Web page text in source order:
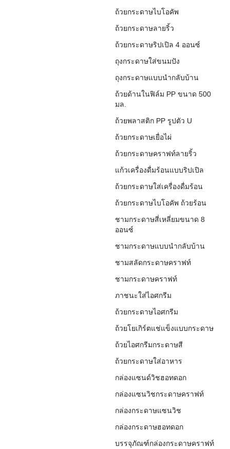
ถ้วยกระดาษไบโอคัพ
ถ้วยกระดาษลายริ้ว
ถ้วยกระดาษริปเปิล 4 ออนซ์
ถุงกระดาษใส่ขนมปัง
ถุงกระดาษแบบนำกลับบ้าน
ถ้วยด้านในฟิล์ม PP ขนาด 500
มล.
ถ้วยพลาสติก PP รูปตัว U
ถ้วยกระดาษเยื่อไผ่
ถ้วยกระดาษคราฟท์ลายริ้ว
แก้วเครื่องดื่มร้อนแบบริปเปิล
ถ้วยกระดาษใส่เครื่องดื่มร้อน
ถ้วยกระดาษไบโอคัพ ถ้วยร้อน
ชามกระดาษสี่เหลี่ยมขนาด 8
ออนซ์
ชามกระดาษแบบนำกลับบ้าน
ชามสลัดกระดาษคราฟท์
ชามกระดาษคราฟท์
ภาชนะใส่ไอศกรีม
ถ้วยกระดาษไอศกรีม
ถ้วยโยเกิร์ตแช่แข็งแบบกระดาษ
ถ้วยไอศกรีมกระดาษสี
ถ้วยกระดาษใส่อาหาร
กล่องแซนด์วิชฮอทดอก
กล่องแซนวิชกระดาษคราฟท์
กล่องกระดาษแซนวิช
กล่องกระดาษฮอทดอก
บรรจุภัณฑ์กล่องกระดาษคราฟท์